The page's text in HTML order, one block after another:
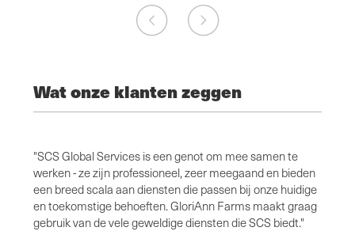
Wat onze klanten zeggen
"SCS Global Services is een genot om mee samen te
werken - ze zijn professioneel, zeer meegaand en bieden
een breed scala aan diensten die passen bij onze huidige
en toekomstige behoeften. GloriAnn Farms maakt graag
gebruik van de vele geweldige diensten die SCS biedt."